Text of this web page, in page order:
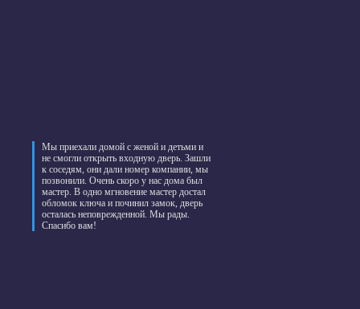
Мы приехали домой с женой и детьми и
не смогли открыть входную дверь. Зашли
к соседям, они дали номер компании, мы
позвонили. Очень скоро у нас дома был
мастер. В одно мгновение мастер достал
обломок ключа и починил замок, дверь
осталась неповрежденной. Мы рады.
Спасибо вам!